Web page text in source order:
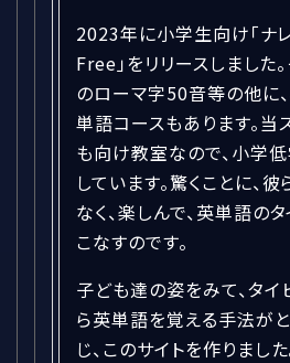
2023年に小学生向け「ナ
Free」をリリースしました
のローマ字50音等の他に
単語コースもあります。当
も向け教室なので、小学
しています。驚くことに、
なく、楽しんで、英単語の
こなすのです。
子ども達の姿をみて、タイ
ら英単語を覚える手法が
じ、このサイトを作りました